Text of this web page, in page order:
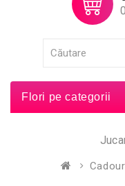
Flori pe categorii